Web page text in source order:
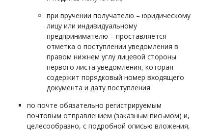
при вручении получателю – юридическому
лицу или индивидуальному
предпринимателю – проставляется
отметка о поступлении уведомления в
правом нижнем углу лицевой стороны
первого листа уведомления, которая
содержит порядковый номер входящего
документа и дату поступления.
по почте обязательно регистрируемым
почтовым отправлением (заказным письмом) и,
целесообразно, с подробной описью вложения,